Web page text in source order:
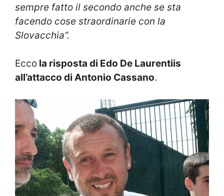
sempre fatto il secondo anche se sta
facendo cose straordinarie con la
Slovacchia”.
Ecco la risposta di Edo De Laurentiis
all’attacco di Antonio Cassano.